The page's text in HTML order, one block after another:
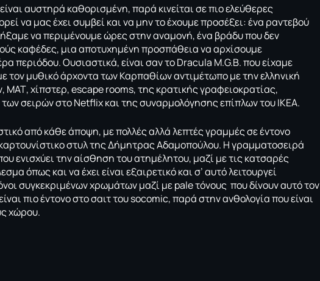
αυστηρά καθορισμένη, παρά κινείται σε πιο ελεύθερες
να μας έχει συμβεί και να μην το έχουμε προσέξει: ένα ραντεβού
να περιμένουμε ώρες στην αναμονή, ένα βράδυ που δεν
καφέδες, μια αποτυχημένη προσπάθεια να αρχίσουμε
περιόδου. Ουσιαστικά, είναι σαν τοDracula M.G.B.που είχαμε
τον μυθικό άρχοντα των Καρπαθίων αντιμέτωπο με την ελληνική
ΜΑΤ, χίπστερ, escape rooms, της κρατικής γραφειοκρατίας,
σειρών στο Netflix και της συναρμολόγησης επίπλων του ΙΚΕΑ.
από κάθε άποψη, με πολλές αλλά λεπτές γραμμές σε έντονο
στυλ της Δήμητρας Αδαμοπούλου. Η γραμματοσειρά
ενισχύει την αίσθηση του ατημέλητου, μαζί με τις κατσαρές
όπως και να έχει είναι εξαιρετικό και σ’ αυτό λειτουργεί
συγκεκριμένων χρωμάτων μαζί με pale τόνους που δίνουν αυτό τον
πιο έντονο στο σαιτ του socomic, παρά στην ανθολογία που είναι
χώρου.